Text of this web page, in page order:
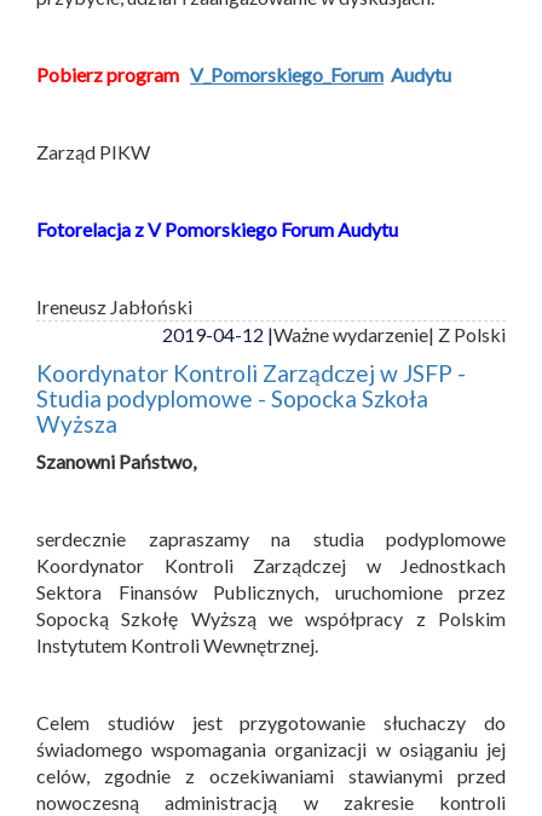
Pobierz program V_Pomorskiego_Forum Audytu
Zarząd PIKW
Fotorelacja z V Pomorskiego Forum Audytu
Ireneusz Jabłoński
2019-04-12 |Ważne wydarzenie| Z Polski
Koordynator Kontroli Zarządczej w JSFP -
Studia podyplomowe - Sopocka Szkoła
Wyższa
Szanowni Państwo,
serdecznie zapraszamy na studia podyplomowe
Koordynator Kontroli Zarządczej w Jednostkach
Sektora Finansów Publicznych, uruchomione przez
Sopocką Szkołę Wyższą we współpracy z Polskim
Instytutem Kontroli Wewnętrznej.
Celem studiów jest przygotowanie słuchaczy do
świadomego wspomagania organizacji w osiąganiu jej
celów, zgodnie z oczekiwaniami stawianymi przed
nowoczesną administracją w zakresie kontroli